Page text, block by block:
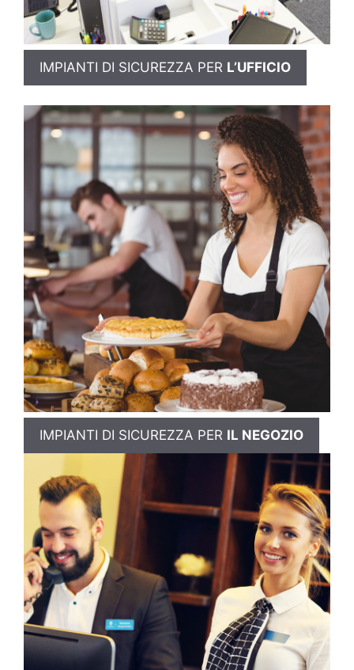
IMPIANTI DI SICUREZZA PER L’UFFICIO
IMPIANTI DI SICUREZZA PER IL NEGOZIO